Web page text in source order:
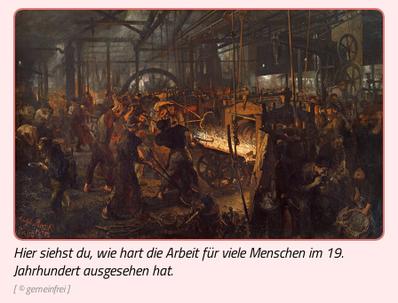
Hier siehst du, wie hart die Arbeit für viele Menschen im 19.
Jahrhundert ausgesehen hat.
[ © gemeinfrei ]